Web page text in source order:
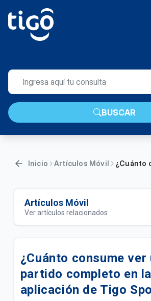
BUSCAR
Inicio Artículos Móvil
Artículos Móvil
Ver artículos relacionados
Cómo activar VoLTE en tu
¿Cómo comprar paquetes o saldo
¿Cómo comprar paquetes o saldo
Ueno?
¿Cuánto consume ver
partido completo en la
aplicación de Tigo